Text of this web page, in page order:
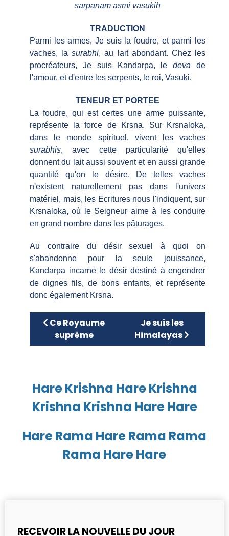
sarpanam asmi vasukih
TRADUCTION
Parmi les armes, Je suis la foudre, et parmi les
vaches, lasurabhi, au lait abondant. Chez les
procréateurs, Je suis Kandarpa, ledeva de
l'amour, et d'entre les serpents, le roi, Vasuki.
TENEUR ET PORTEE
La foudre, qui est certes une arme puissante,
représente la force de Krsna. Sur Krsnaloka,
dans le monde spirituel, vivent les vaches
surabhis, avec cette particularité qu'elles
donnent du lait aussi souvent et en aussi grande
quantité qu'on le désire. De telles vaches
n'existent naturellement pas dans l'univers
matériel, mais, les Ecritures nous l'indiquent, sur
Krsnaloka, où le Seigneur aime à les conduire
en grand nombre dans les pâturages.
Au contraire du désir sexuel à quoi on
s'abandonne pour la seule jouissance,
Kandarpa incarne le désir destiné à engendrer
de dignes fils, de bons enfants, et représente
donc également Krsna.
Article précédent : Ce Royaume suprême
Ce Royaume
suprême
Article suivant : Je
Je suis les
Himalayas
Hare Krishna Hare Krishna
Krishna Krishna Hare Hare
Hare Rama Hare Rama Rama
Rama Hare Hare
RECEVOIR LA NOUVELLE DU JOUR